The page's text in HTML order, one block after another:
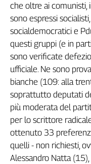
Linea
Economica
Tech
It
Easy
Idea
Diffusa
InFlai
Le
trasmissioni
tv
che oltre ai comunisti,
sono espressi
socialdemocratici e
questi gruppi (e in
sono verificate
ufficiale. Ne sono
bianche (109: alla
soprattutto deputati
più moderata del
per lo scrittore
ottenuto 33
quelli - non richiesti,
Alessandro Natta